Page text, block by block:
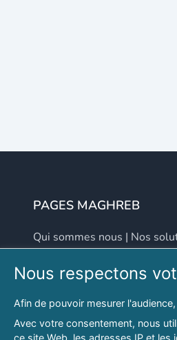
PAGES MAGHREB
Qui sommes nous | Nos
Adresse
Nous respectons
Afin de pouvoir mesurer
Avec votre consentement, nous
ce site Web, les adresses IP et